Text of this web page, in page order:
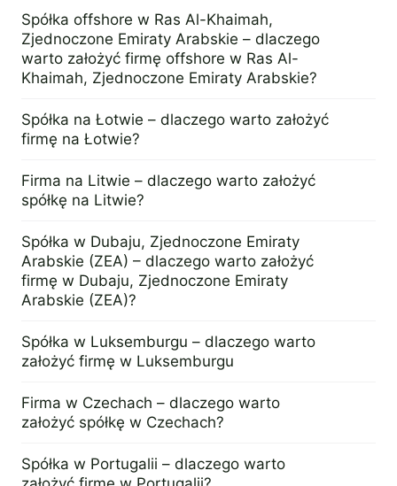
Termin 1 tydzień od otrzymania
Siedziba Siedziba lokalna i sekretarz
Jeżeli spółka dokonała
Spółka w Irlandii – podstawowe informacje
Spółka offshore w Ras Al-Khaimah,
Zjednoczone Emiraty Arabskie – dlaczego
warto założyć firmę offshore w Ras Al-
Khaimah, Zjednoczone Emiraty Arabskie?
Spółka na Łotwie – dlaczego warto założyć
firmę na Łotwie?
Firma na Litwie – dlaczego warto założyć
spółkę na Litwie?
Spółka w Dubaju, Zjednoczone Emiraty
Arabskie (ZEA) – dlaczego warto założyć
firmę w Dubaju, Zjednoczone Emiraty
Arabskie (ZEA)?
Spółka w Luksemburgu – dlaczego warto
założyć firmę w Luksemburgu
Firma w Czechach – dlaczego warto
założyć spółkę w Czechach?
Spółka w Portugalii – dlaczego warto